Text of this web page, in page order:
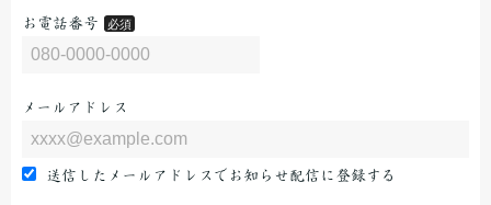
お電話番号
メールアドレス
送信したメールアドレスでお知らせ配信に登録する